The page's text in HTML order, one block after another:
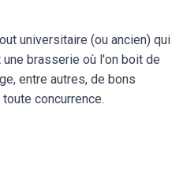
universitaire (ou ancien) qui
brasserie où l'on boit de
entre autres, de bons
concurrence.